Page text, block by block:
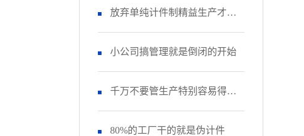
个致命坑
放弃单纯计件制精益生产才能
真落地
小公司搞管理就是倒闭的开始
千万不要管生产特别容易得高
血压
80%的工厂干的就是伪计件